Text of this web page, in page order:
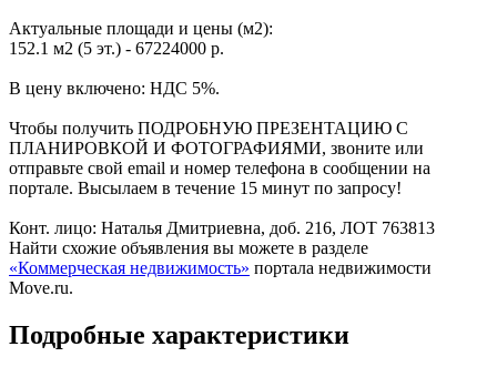
Актуальные площади и цены (м2):
152.1 м2 (5 эт.) - 67224000 р.
В цену включено: НДС 5%.
Чтобы получить ПОДРОБНУЮ ПРЕЗЕНТАЦИЮ С
ПЛАНИРОВКОЙ И ФОТОГРАФИЯМИ, звоните или
отправьте свой email и номер телефона в сообщении на
портале. Высылаем в течение 15 минут по запросу!
Конт. лицо: Наталья Дмитриевна, доб. 216, ЛОТ 763813
Найти схожие объявления вы можете в разделе
«Коммерческая недвижимость» портала недвижимости
Move.ru.
Подробные характеристики